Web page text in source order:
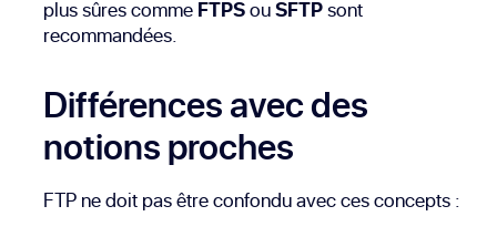
plus sûres comme FTPSouSFTPsont
recommandées.
Différences avec des
notions proches
FTP ne doit pas être confondu avec ces concepts :